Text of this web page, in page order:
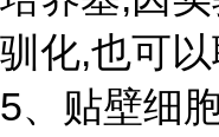
驯化,也可以
5、贴壁细